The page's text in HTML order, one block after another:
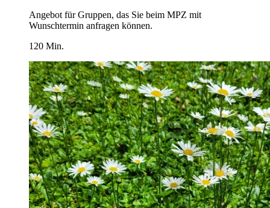
Angebot für Gruppen, das Sie beim MPZ mit
Wunschtermin anfragen können.
120 Min.